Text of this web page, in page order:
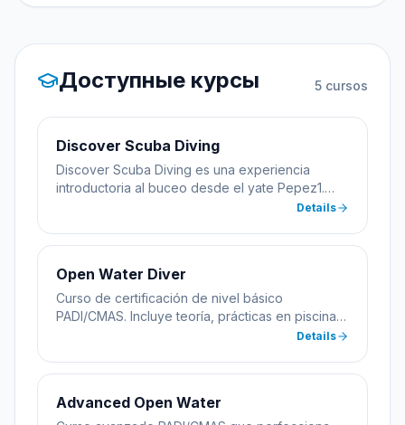
Доступные курсы 5 cursos
Discover Scuba Diving
Discover Scuba Diving es una experiencia
introductoria al buceo desde el yate Pepez1.
Incluye práctica inicial en piscina seguida de
certificado. Ideal para quienes quieren probar el
Details
Open Water Diver
Curso de certificación de nivel básico
PADI/CMAS. Incluye teoría, prácticas en piscina e
inmersiones en aguas abiertas desde yate.
con instructores multilingües certificados.
Details
Advanced Open Water